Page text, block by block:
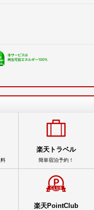
楽天トラベル
簡単宿泊予約！
楽天PointClub